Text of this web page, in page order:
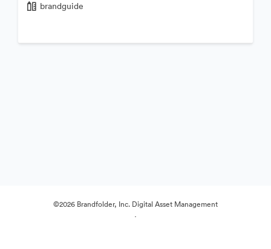
brandguide
©2026 Brandfolder, Inc. Digital Asset Management
·